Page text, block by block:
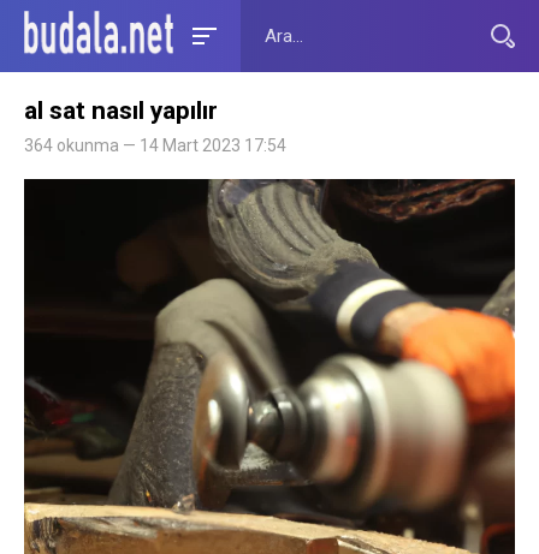
al sat nasıl yapılır
364 okunma — 14 Mart 2023 17:54